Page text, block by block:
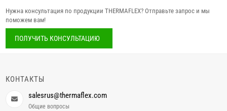
Нужна консультация по продукции THERMAFLEX? Отправьте запрос и мы
поможем вам!
ПОЛУЧИТЬ КОНСУЛЬТАЦИЮ
КОНТАКТЫ
salesrus@thermaflex.com
Общие вопросы